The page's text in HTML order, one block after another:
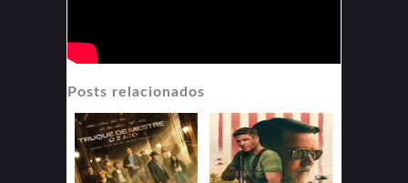
Posts relacionados